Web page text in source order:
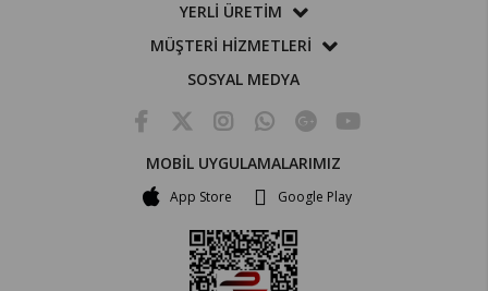
YERLİ ÜRETİM
MÜŞTERİ HİZMETLERİ
SOSYAL MEDYA
MOBİL UYGULAMALARIMIZ
App Store Google Play